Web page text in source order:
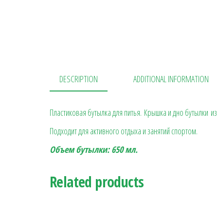
DESCRIPTION ADDITIONAL INFORMATION
Пластиковая бутылка для питья. Крышка и дно бутылки
Подходит для активного отдыха и занятий спортом.
Объем бутылки: 650 мл.
Related products